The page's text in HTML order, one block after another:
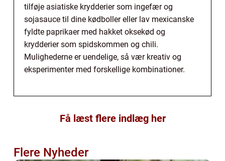
tilføje asiatiske krydderier som ingefær og
sojasauce til dine kødboller eller lav mexicanske
fyldte paprikaer med hakket oksekød og
krydderier som spidskommen og chili.
Mulighederne er uendelige, så vær kreativ og
eksperimenter med forskellige kombinationer.
Få læst flere indlæg her
Flere Nyheder